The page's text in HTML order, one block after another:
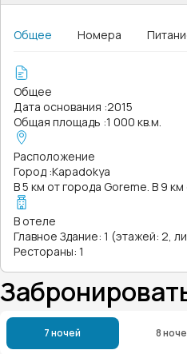
Общее Номера
Общее
Дата основания :2015
Общая площадь :1 000 кв.м.
Расположение
Город :Kapadokya
В 5 км от города Goreme. В 9
В отеле
Главное Здание: 1 (этажей: 2,
Рестораны: 1
7 ночей 8